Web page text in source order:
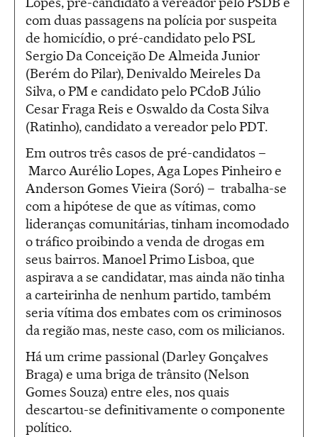
com duas passagens na polícia por suspeita
de homicídio, o pré-candidato pelo PSL
Sergio Da Conceição De Almeida Junior
(Berém do Pilar), Denivaldo Meireles Da
Silva, o PM e candidato pelo PCdoB Júlio
Cesar Fraga Reis e Oswaldo da Costa Silva
(Ratinho), candidato a vereador pelo PDT.
Em outros três casos de pré-candidatos –
Marco Aurélio Lopes, Aga Lopes Pinheiro e
Anderson Gomes Vieira (Soró) – trabalha-se
com a hipótese de que as vítimas, como
lideranças comunitárias, tinham incomodado
o tráfico proibindo a venda de drogas em
seus bairros. Manoel Primo Lisboa, que
aspirava a se candidatar, mas ainda não tinha
a carteirinha de nenhum partido, também
seria vítima dos embates com os criminosos
da região mas, neste caso, com os milicianos.
Há um crime passional (Darley Gonçalves
Braga) e uma briga de trânsito (Nelson
Gomes Souza) entre eles, nos quais
descartou-se definitivamente o componente
político.